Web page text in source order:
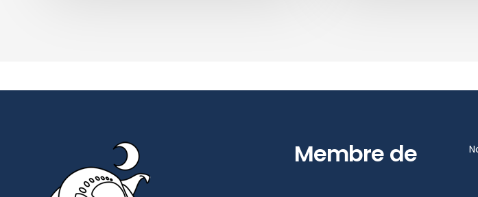
Membre de